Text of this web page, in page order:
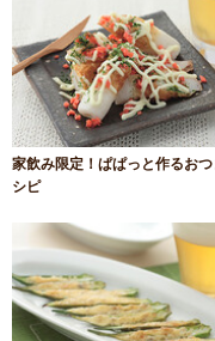
家飲み限定！ぱぱっと作るおつ
シピ